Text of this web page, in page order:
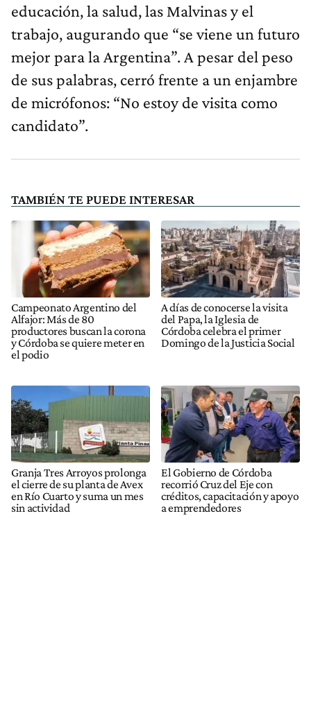
educación, la salud, las Malvinas y el
trabajo, augurando que “se viene un futuro
mejor para la Argentina”. A pesar del peso
de sus palabras, cerró frente a un enjambre
de micrófonos: “No estoy de visita como
candidato”.
TAMBIÉN TE PUEDE INTERESAR
Campeonato Argentino del
Alfajor: Más de 80
productores buscan la corona
y Córdoba se quiere meter en
el podio
A días de conocerse la visita
del Papa, la Iglesia de
Córdoba celebra el primer
Domingo de la Justicia Social
Granja Tres Arroyos prolonga
el cierre de su planta de Avex
en Río Cuarto y suma un mes
sin actividad
El Gobierno de Córdoba
recorrió Cruz del Eje con
créditos, capacitación y apoyo
a emprendedores